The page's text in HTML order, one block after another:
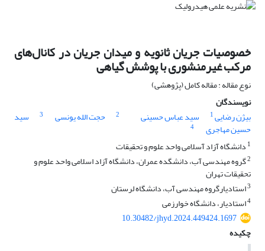
خصوصیات جریان ثانویه و میدان جریان در کانال‌های
مرکب غیرمنشوری با پوشش گیاهی
نوع مقاله : مقاله کامل (پژوهشی)
نویسندگان
بیژن رضایی1 سید عباس حسینی 2 حجت الله یونسی 3 سید
حسین مهاجری
4
1 دانشگاه آزاد آسلامی واحد علوم و تحقیقات
2گروه مهندسی آب، دانشگده عمران، دانشگاه آزاد اسلامی واحد علوم و
تحقیقات تهران
3استادیارگروه مهندسی آب، دانشگاه لرستان
4استادیار، دانشگاه خوارزمی
10.30482/jhyd.2024.449424.1697
چکیده